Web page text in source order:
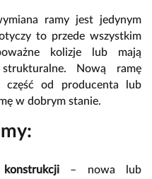
ramy jest jedynym
to przede wszystkim
kolizje lub mają
strukturalne. Nową ramę
część od producenta lub
w dobrym stanie.
konstrukcji– nowa lub